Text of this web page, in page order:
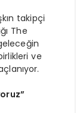
takipçi
The
ve